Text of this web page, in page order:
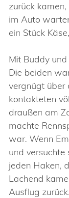
zurück
im Auto
ein Stück
Mit Buddy
Die beiden
vergnügt über
kontakteten
draußen am
machte
war. Wenn
und versuchte
jeden Haken,
Lachend
Ausflug zurück.